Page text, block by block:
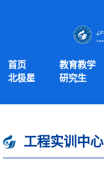
首页 教育教学
北极星
研究生
工程实训中心